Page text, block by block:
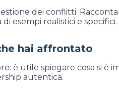
dei conflitti.
esempi realistici e specifici.
hai affrontato
è utile spiegare cosa si
autentica.